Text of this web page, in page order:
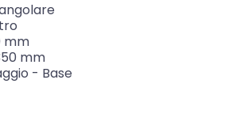
mm
mm
- Base